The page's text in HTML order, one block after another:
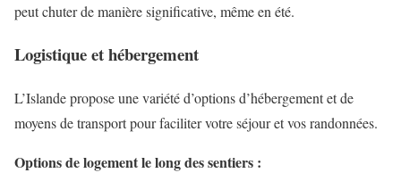
peut chuter de manière significative, même en été.
Logistique et hébergement
L’Islande propose une variété d’options d’hébergement et de
moyens de transport pour faciliter votre séjour et vos randonnées.
Options de logement le long des sentiers :